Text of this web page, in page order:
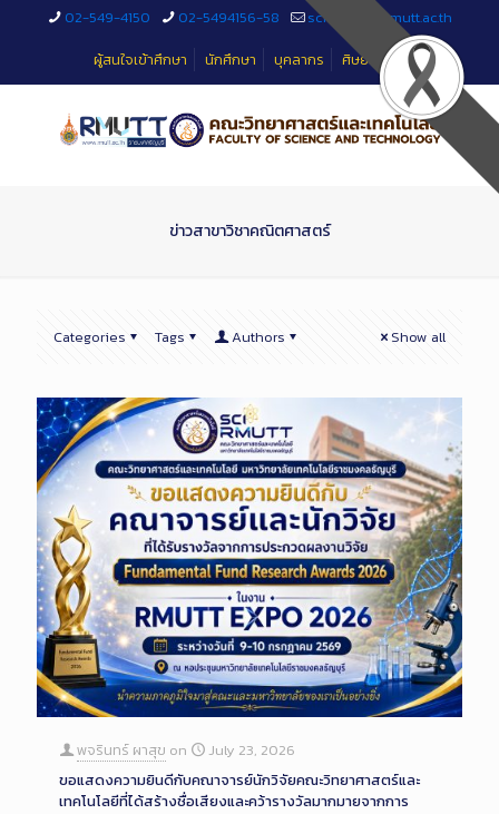
02-549-4150 02-5494156-58
sciteched@rmutt.ac.th
ผู้สนใจเข้าศึกษา
นักศึกษา บุคลากร ศิษย์เก่า
ข่าวสาขาวิชาคณิตศาสตร์
Categories Tags Authors Show all
พจรินทร์ ผาสุข on
July 23, 2026
ขอแสดงความยินดีกับคณาจารย์นักวิจัยคณะวิทยาศาสตร์และ
เทคโนโลยีที่ได้สร้างชื่อเสียงและคว้ารางวัลมากมายจากการ